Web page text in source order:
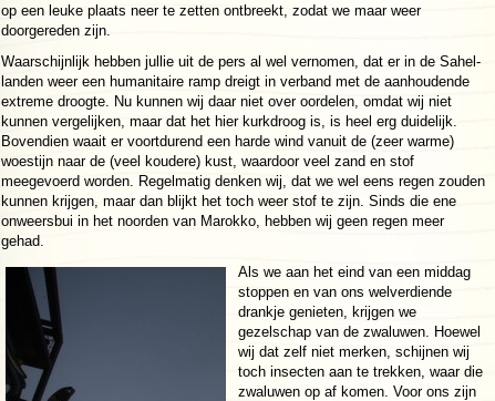
op een leuke plaats neer te zetten ontbreekt, zodat we maar weer
doorgereden zijn.
Waarschijnlijk hebben jullie uit de pers al wel vernomen, dat er in de Sahel-
landen weer een humanitaire ramp dreigt in verband met de aanhoudende
extreme droogte. Nu kunnen wij daar niet over oordelen, omdat wij niet
kunnen vergelijken, maar dat het hier kurkdroog is, is heel erg duidelijk.
Bovendien waait er voortdurend een harde wind vanuit de (zeer warme)
woestijn naar de (veel koudere) kust, waardoor veel zand en stof
meegevoerd worden. Regelmatig denken wij, dat we wel eens regen zouden
kunnen krijgen, maar dan blijkt het toch weer stof te zijn. Sinds die ene
onweersbui in het noorden van Marokko, hebben wij geen regen meer
gehad.
Als we aan het eind van een middag
stoppen en van ons welverdiende
drankje genieten, krijgen we
gezelschap van de zwaluwen. Hoewel
wij dat zelf niet merken, schijnen wij
toch insecten aan te trekken, waar die
zwaluwen op af komen. Voor ons zijn